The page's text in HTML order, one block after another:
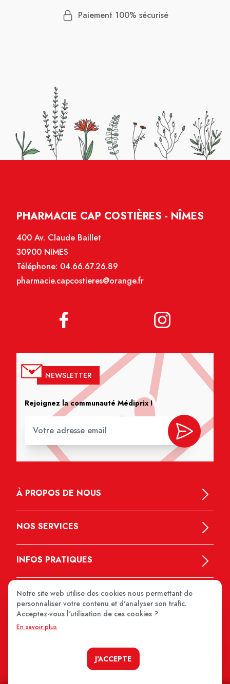
Paiement 100% sécurisé
PHARMACIE CAP COSTIÈRES - NÎMES
400 Av. Claude Baillet
30900 NIMES
Téléphone: 04.66.67.26.89
pharmacie.capcostieres@orange.fr
NEWSLETTER
Rejoignez la communauté Médiprix !
À PROPOS DE NOUS
NOS SERVICES
INFOS PRATIQUES
Notre site web utilise des cookies nous permettant de
personnaliser votre contenu et d'analyser son trafic.
Acceptez-vous l'utilisation de ces cookies ?
En savoir plus
J'ACCEPTE